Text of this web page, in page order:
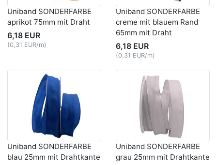
Uniband SONDERFARBE
aprikot 75mm mit Draht
6,18 EUR
(0,31 EUR/m)
Uniband SONDERFARBE
creme mit blauem Rand
65mm mit Draht
6,18 EUR
(0,31 EUR/m)
Uniband SONDERFARBE
blau 25mm mit Drahtkante
Uniband SONDERFARBE
grau 25mm mit Drahtkante